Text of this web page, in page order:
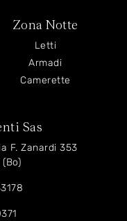
Zona Notte
Letti
Armadi
Camerette
Sas
F. Zanardi 353